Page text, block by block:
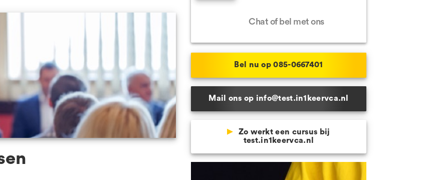
Veenendaal
Alle locaties
Chat of bel met ons
Bel nu op 085-0667401
Mail ons op info@test.in1keervca.nl
Zo werkt een cursus bij
test.in1keervca.nl